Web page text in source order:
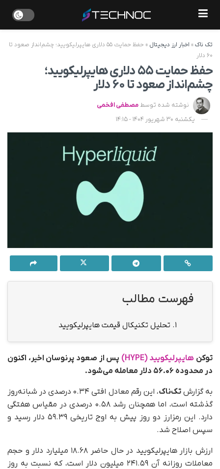
تک ناک» اخبار ارز دیجیتال »
حفظ حمایت ۵۵ دلاری هایپرلیکویید؛ چشم‌انداز صعود تا
۶۰ دلار
حفظ حمایت ۵۵ دلاری هایپرلیکویید؛
چشم‌انداز صعود تا ۶۰ دلار
نوشته شده توسط مصطفی افخمی
یکشنبه 30 شهریور 1404 - 14:15
فهرست مطالب
1. تحلیل تکنیکال قیمت هایپرلیکویید
توکن هایپرلیکویید (HYPE)
پس از صعود پرنوسان اخیر، اکنون
در محدوده ۵۶.۰۶ دلار معامله می‌شود.
به گزارشتک‌ناک
، این رقم معادل افتی ۰.۳۴ درصدی در شبانه‌روز
گذشته است، اما همچنان رشد ۰.۵۸ درصدی در مقیاس هفتگی
دارد. این رمزارز دو روز پیش به اوج تاریخی ۵۹.۳۹ دلار رسید و
سپس اصلاح شد.
ارزش بازار هایپرلیکویید در حال حاضر ۱۸.۶۸ میلیارد دلار و حجم
معاملات روزانه آن ۲۴۱.۵۹ میلیون دلار است، که نسبت به روز